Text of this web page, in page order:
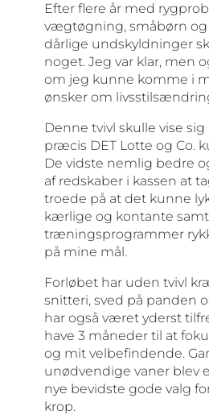
Efter flere år med
vægtøgning, småbørn og
dårlige undskyldninger
noget. Jeg var klar, men
om jeg kunne komme i
ønsker om
Denne tvivl skulle vise
præcis DET Lotte og Co.
De vidste nemlig bedre
af redskaber i kassen at
troede på at det kunne
kærlige og kontante
træningsprogrammer
på mine mål.
Forløbet har uden tvivl
snitteri, sved på panden
har også været yderst
have 3 måneder til at
og mit velbefindende.
unødvendige vaner blev
nye bevidste gode valg
krop.